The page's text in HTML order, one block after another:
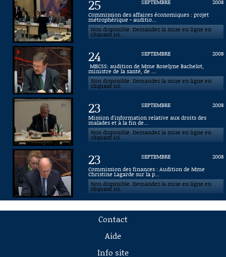
25 SEPTEMBRE
2008
Commission des affaires économiques : projet
métrophérique - auditio...
Non disponible. Demandez la mise en ligne en
cliquant ici.
24 SEPTEMBRE
2008
MECSS: audition de Mme Roselyne Bachelot,
ministre de la santé, de ...
Non disponible. Demandez la mise en ligne en
cliquant ici.
23 SEPTEMBRE
2008
Mission d'information relative aux droits des
malades et à la fin de...
Non disponible. Demandez la mise en ligne en
cliquant ici.
23 SEPTEMBRE
2008
Commission des finances : Audition de Mme
Christine Lagarde sur la p...
Non disponible. Demandez la mise en ligne en
cliquant ici.
Contact
Aide
Info site